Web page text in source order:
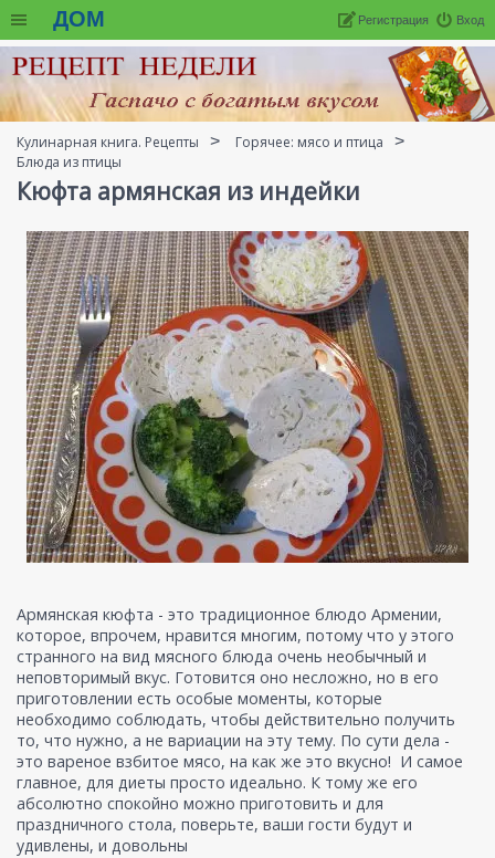
ДОМ Вход
Регистрация
Кулинарная книга. Рецепты
Горячее: мясо и птица
Блюда из птицы
Кюфта армянская из индейки
Армянская кюфта - это традиционное блюдо Армении,
которое, впрочем, нравится многим, потому что у этого
странного на вид мясного блюда очень необычный и
неповторимый вкус. Готовится оно несложно, но в его
приготовлении есть особые моменты, которые
необходимо соблюдать, чтобы действительно получить
то, что нужно, а не вариации на эту тему. По сути дела -
это вареное взбитое мясо, на как же это вкусно! И самое
главное, для диеты просто идеально. К тому же его
абсолютно спокойно можно приготовить и для
праздничного стола, поверьте, ваши гости будут и
удивлены, и довольны